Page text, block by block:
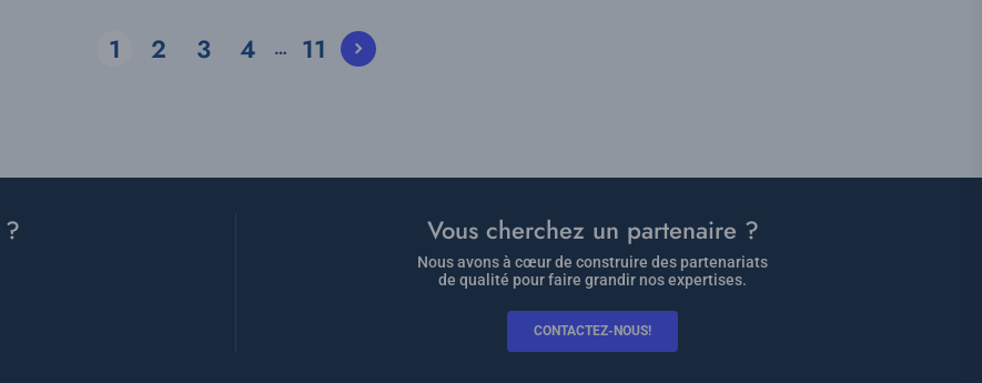
Current
1 Page
2 Page
3 Page
4 … Page
11
Vous cherchez un partenaire ?
Nous avons à cœur de construire des partenariats
de qualité pour faire grandir nos expertises.
CONTACTEZ-NOUS!